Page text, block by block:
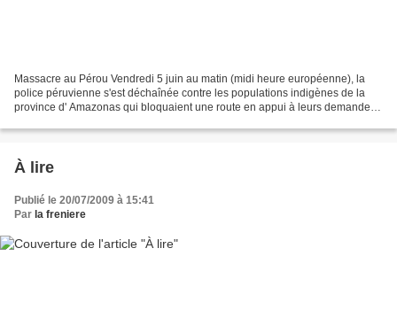
Massacre au Pérou Vendredi 5 juin au matin (midi heure européenne), la
police péruvienne s'est déchaînée contre les populations indigènes de la
province d' Amazonas qui bloquaient une route en appui à leurs demandes.
À lire
Publié le 20/07/2009 à 15:41
Par la freniere